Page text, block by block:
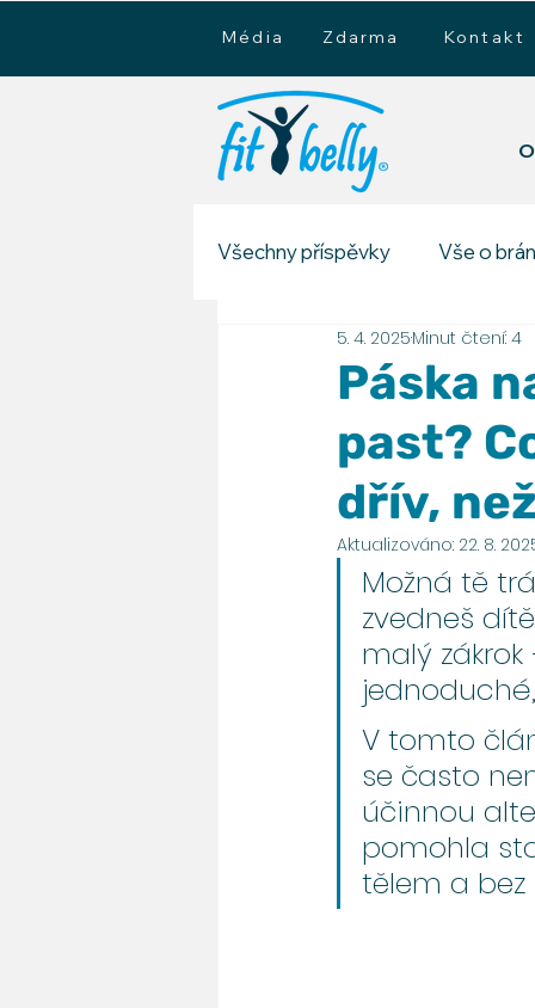
Média Kontakt
Zdarma
Všechny příspěvky Vše o
Vše o hypopresivní metodě
Páska
past?
dřív,
5. 4. 2025Minut čtení: 4
Aktualizováno: 22. 8.
Možná tě
zvedneš
malý
V tomto
se často
účinnou
pomohla
tělem a bez